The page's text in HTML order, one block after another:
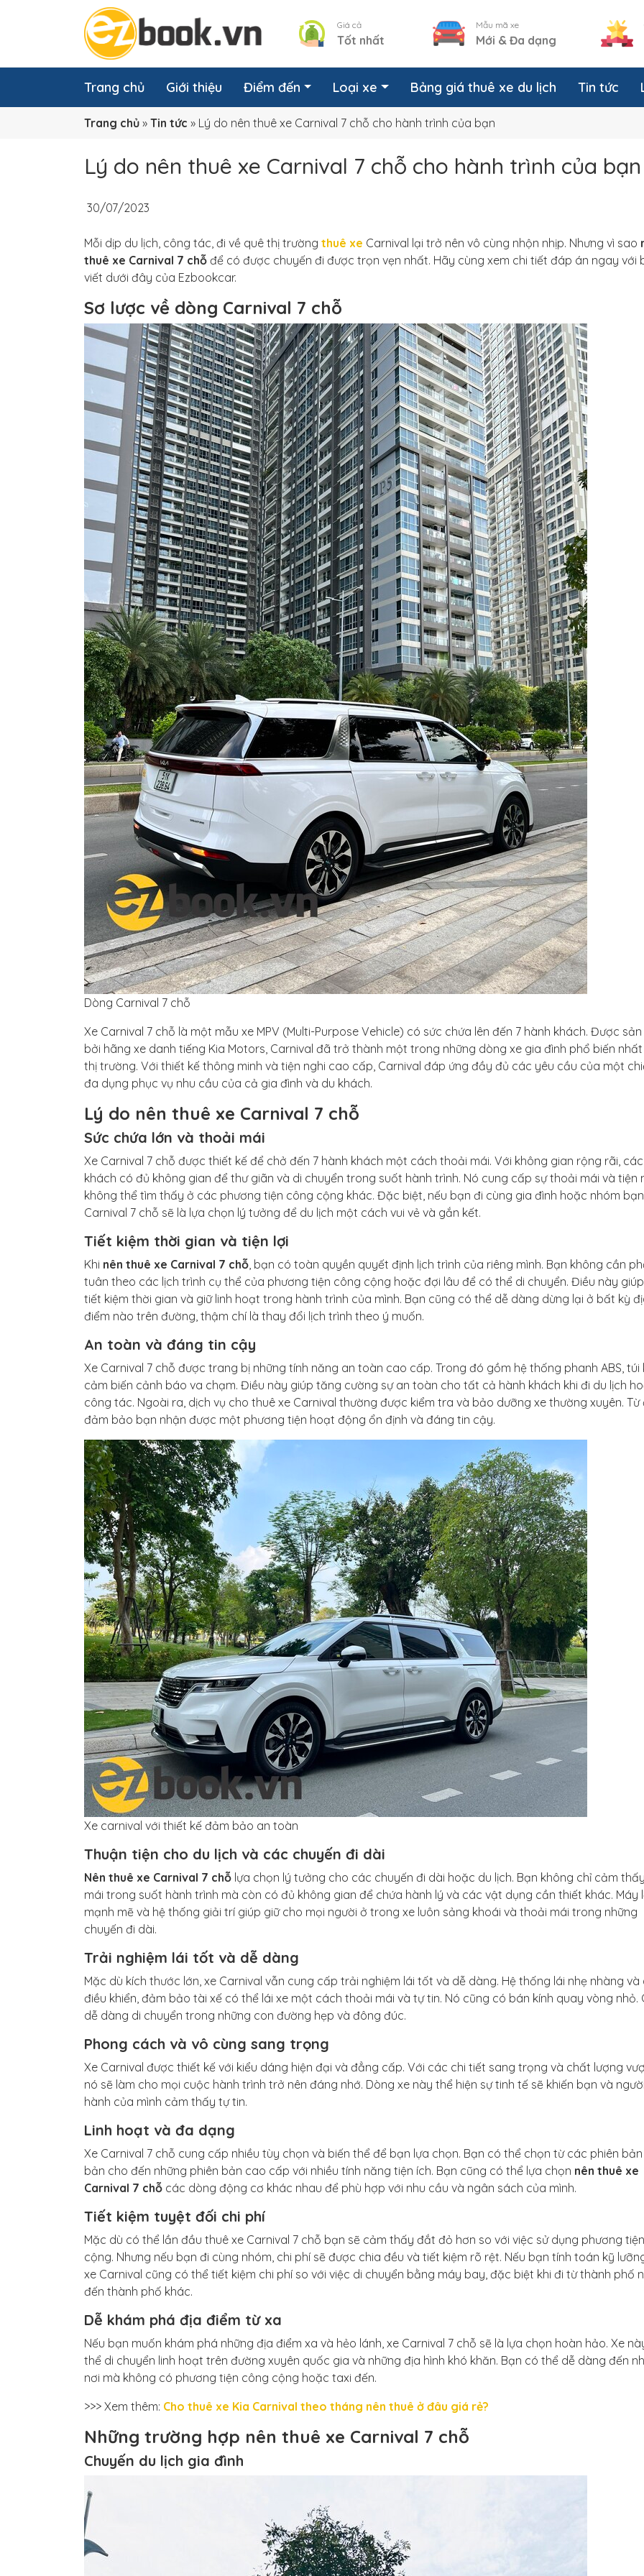
Giá cả
Tốt nhất
Mẫu mã xe
Mới & Đa dạng
Trang chủ Giới thiệu Điểm đến Loại xe Bảng giá thuê xe du lịch Tin tức
Trang chủ » Tin tức » Lý do nên thuê xe Carnival 7 chỗ cho hành trình của bạn
Lý do nên thuê xe Carnival 7 chỗ cho hành trình của bạn
30/07/2023
Mỗi dịp du lịch, công tác, đi về quê thị trường thuê xe Carnival lại trở nên vô cùng nhộn nhịp. Nhưng vì sao
thuê xe Carnival 7 chỗ để có được chuyến đi được trọn vẹn nhất. Hãy cùng xem chi tiết đáp án ngay với
viết dưới đây của Ezbookcar.
Sơ lược về dòng Carnival 7 chỗ
Dòng Carnival 7 chỗ
Xe Carnival 7 chỗ là một mẫu xe MPV (Multi-Purpose Vehicle) có sức chứa lên đến 7 hành khách. Được
bởi hãng xe danh tiếng Kia Motors, Carnival đã trở thành một trong những dòng xe gia đình phổ biến
thị trường. Với thiết kế thông minh và tiện nghi cao cấp, Carnival đáp ứng đầy đủ các yêu cầu của một
đa dụng phục vụ nhu cầu của cả gia đình và du khách.
Lý do nên thuê xe Carnival 7 chỗ
Sức chứa lớn và thoải mái
Xe Carnival 7 chỗ được thiết kế để chở đến 7 hành khách một cách thoải mái. Với không gian rộng rãi,
khách có đủ không gian để thư giãn và di chuyển trong suốt hành trình. Nó cung cấp sự thoải mái và tiện
không thể tìm thấy ở các phương tiện công cộng khác. Đặc biệt, nếu bạn đi cùng gia đình hoặc nhóm
Carnival 7 chỗ sẽ là lựa chọn lý tưởng để du lịch một cách vui vẻ và gắn kết.
Tiết kiệm thời gian và tiện lợi
Khi nên thuê xe Carnival 7 chỗ, bạn có toàn quyền quyết định lịch trình của riêng mình. Bạn không cần
tuân theo các lịch trình cụ thể của phương tiện công cộng hoặc đợi lâu để có thể di chuyển. Điều này
tiết kiệm thời gian và giữ linh hoạt trong hành trình của mình. Bạn cũng có thể dễ dàng dừng lại ở bất kỳ
điểm nào trên đường, thậm chí là thay đổi lịch trình theo ý muốn.
An toàn và đáng tin cậy
Xe Carnival 7 chỗ được trang bị những tính năng an toàn cao cấp. Trong đó gồm hệ thống phanh ABS, túi
cảm biến cảnh báo va chạm. Điều này giúp tăng cường sự an toàn cho tất cả hành khách khi đi du lịch
công tác. Ngoài ra, dịch vụ cho thuê xe Carnival thường được kiểm tra và bảo dưỡng xe thường xuyên. Từ
đảm bảo bạn nhận được một phương tiện hoạt động ổn định và đáng tin cậy.
Xe carnival với thiết kế đảm bảo an toàn
Thuận tiện cho du lịch và các chuyến đi dài
Nên thuê xe Carnival 7 chỗ lựa chọn lý tưởng cho các chuyến đi dài hoặc du lịch. Bạn không chỉ cảm
mái trong suốt hành trình mà còn có đủ không gian để chứa hành lý và các vật dụng cần thiết khác. Máy
mạnh mẽ và hệ thống giải trí giúp giữ cho mọi người ở trong xe luôn sảng khoái và thoải mái trong những
chuyến đi dài.
Trải nghiệm lái tốt và dễ dàng
Mặc dù kích thước lớn, xe Carnival vẫn cung cấp trải nghiệm lái tốt và dễ dàng. Hệ thống lái nhẹ nhàng và
điều khiển, đảm bảo tài xế có thể lái xe một cách thoải mái và tự tin. Nó cũng có bán kính quay vòng nhỏ.
dễ dàng di chuyển trong những con đường hẹp và đông đúc.
Phong cách và vô cùng sang trọng
Xe Carnival được thiết kế với kiểu dáng hiện đại và đẳng cấp. Với các chi tiết sang trọng và chất lượng
nó sẽ làm cho mọi cuộc hành trình trở nên đáng nhớ. Dòng xe này thể hiện sự tinh tế sẽ khiến bạn và
hành của mình cảm thấy tự tin.
Linh hoạt và đa dạng
Xe Carnival 7 chỗ cung cấp nhiều tùy chọn và biến thể để bạn lựa chọn. Bạn có thể chọn từ các phiên
bản cho đến những phiên bản cao cấp với nhiều tính năng tiện ích. Bạn cũng có thể lựa chọn nên thuê xe
Carnival 7 chỗ các dòng động cơ khác nhau để phù hợp với nhu cầu và ngân sách của mình.
Tiết kiệm tuyệt đối chi phí
Mặc dù có thể lần đầu thuê xe Carnival 7 chỗ bạn sẽ cảm thấy đắt đỏ hơn so với việc sử dụng phương
cộng. Nhưng nếu bạn đi cùng nhóm, chi phí sẽ được chia đều và tiết kiệm rõ rệt. Nếu bạn tính toán kỹ
xe Carnival cũng có thể tiết kiệm chi phí so với việc di chuyển bằng máy bay, đặc biệt khi đi từ thành phố
đến thành phố khác.
Dễ khám phá địa điểm từ xa
Nếu bạn muốn khám phá những địa điểm xa và hẻo lánh, xe Carnival 7 chỗ sẽ là lựa chọn hoàn hảo. Xe
thể di chuyển linh hoạt trên đường xuyên quốc gia và những địa hình khó khăn. Bạn có thể dễ dàng đến
nơi mà không có phương tiện công cộng hoặc taxi đến.
>>> Xem thêm: Cho thuê xe Kia Carnival theo tháng nên thuê ở đâu giá rẻ?
Những trường hợp nên thuê xe Carnival 7 chỗ
Chuyến du lịch gia đình